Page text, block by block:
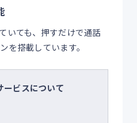
いても、押すだけで通話
を搭載しています。
ービスについて